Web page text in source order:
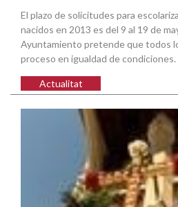
El plazo de solicitudes para
nacidos en 2013 es del 9 al 19 de
Ayuntamiento pretende que todos
proceso en igualdad de condiciones.
Actualitat